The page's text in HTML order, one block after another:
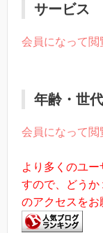
サービス
会員になって閲
年齢・世代
会員になって閲
より多くのユ
すので、どう
のアクセスをお